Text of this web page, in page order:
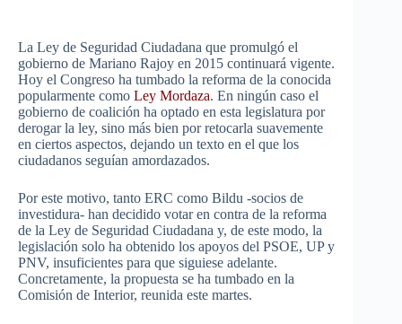
La Ley de Seguridad Ciudadana que promulgó el
gobierno de Mariano Rajoy en 2015 continuará vigente.
Hoy el Congreso ha tumbado la reforma de la conocida
popularmente como Ley Mordaza. En ningún caso el
gobierno de coalición ha optado en esta legislatura por
derogar la ley, sino más bien por retocarla suavemente
en ciertos aspectos, dejando un texto en el que los
ciudadanos seguían amordazados.
Por este motivo, tanto ERC como Bildu -socios de
investidura- han decidido votar en contra de la reforma
de la Ley de Seguridad Ciudadana y, de este modo, la
legislación solo ha obtenido los apoyos del PSOE, UP y
PNV, insuficientes para que siguiese adelante.
Concretamente, la propuesta se ha tumbado en la
Comisión de Interior, reunida este martes.